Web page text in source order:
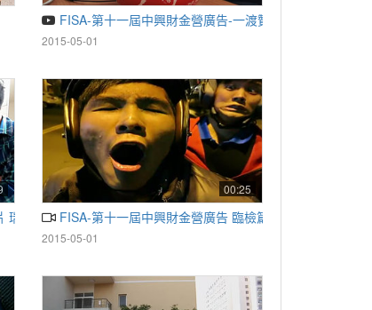
FISA-第十一屆中興財金營廣告-一渡贊
2015-05-01
瑞曲曼二部曲
00:25
FISA-第十一屆中興財金營廣告 臨檢篇
2015-05-01